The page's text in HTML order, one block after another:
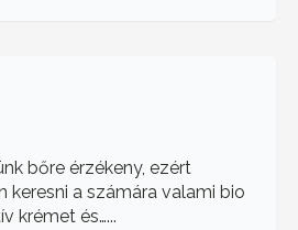
bőre érzékeny, ezért
keresni a számára valami bio
krémet és…...